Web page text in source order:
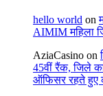
hello world on
AIMIM महिला
AziaCasino on
45वीं रैंक, जिले
ऑफिसर रहते हुए